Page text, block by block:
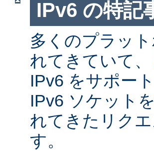
IPv6 の特記
多くのプラッ
れてきていて、
IPv6 をサポー
IPv6 ソケット
れてきたリク
す。